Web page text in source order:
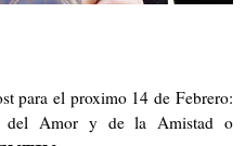
para el proximo 14 de Febrero:
del Amor y de la Amistad o